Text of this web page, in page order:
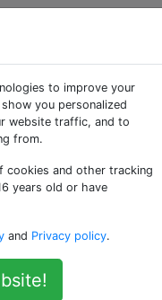
et restaurer des
to improve your
you personalized
website traffic, and to
from.
cookies and other tracking
years old or have
and Privacy policy.